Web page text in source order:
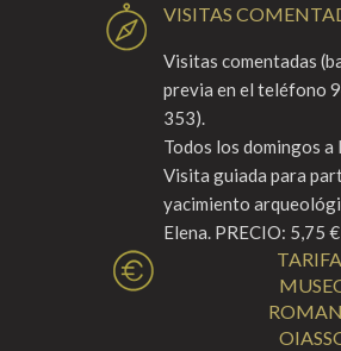
VISITAS
Visitas comentadas
previa en el teléfono
353).
Todos los domingos a
Visita guiada para
yacimiento
Elena. PRECIO: 5,75 €